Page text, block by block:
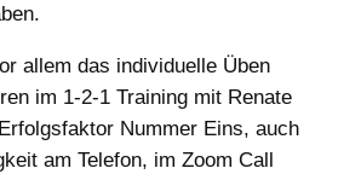
allem das individuelle Üben
im 1-2-1 Training mit Renate
Nummer Eins, auch
am Telefon, im Zoom Call